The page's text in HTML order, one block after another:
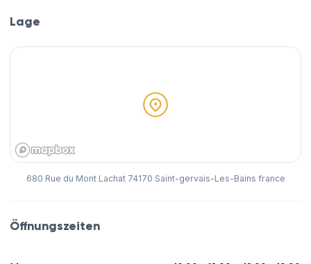
Lage
680 Rue du Mont Lachat 74170 Saint-gervais-Les-Bains france
Öffnungszeiten